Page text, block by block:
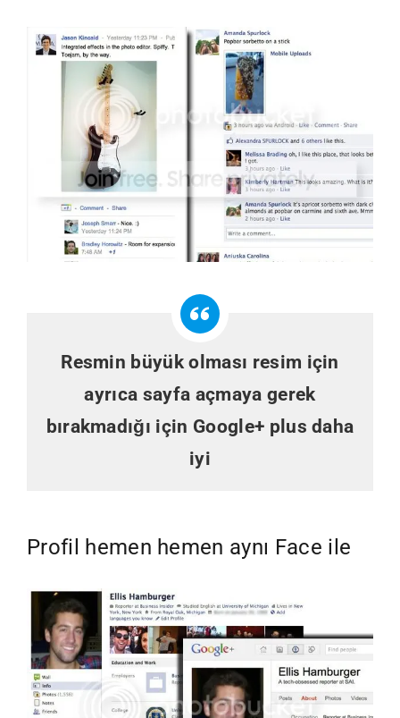
Resmin büyük olması resim için
ayrıca sayfa açmaya gerek
bırakmadığı için Google+ plus daha
iyi
Profil hemen hemen aynı Face ile